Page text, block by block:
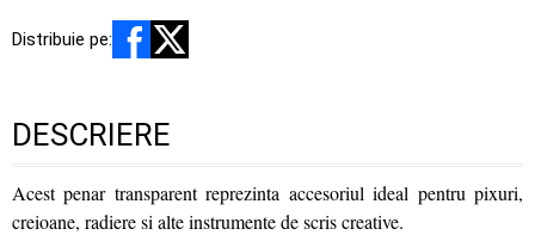
Distribuie pe:
DESCRIERE
Acest penar transparent reprezinta accesoriul ideal pentru pixuri,
creioane, radiere si alte instrumente de scris creative.